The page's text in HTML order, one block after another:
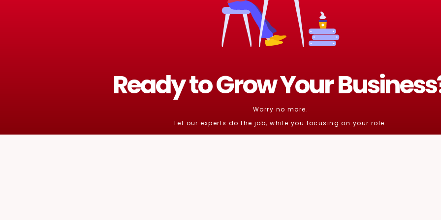
Ready to Grow Your
Worry no more.
Let our experts do the job, while you focusing on your role.
Talk to us now and be a stress-free from this complex world of Digital Marketing.